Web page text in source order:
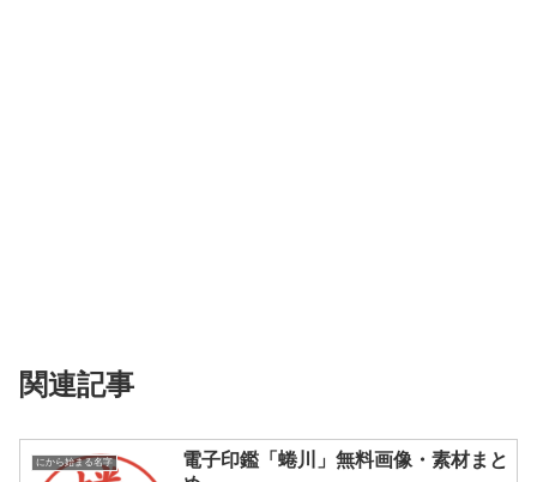
関連記事
にから始まる名字
電子印鑑「蜷川」無料画像・素材まと